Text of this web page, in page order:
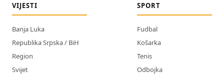
VIJESTI
Banja Luka
Republika Srpska / BiH
Region
Svijet
SPORT
Fudbal
Košarka
Tenis
Odbojka